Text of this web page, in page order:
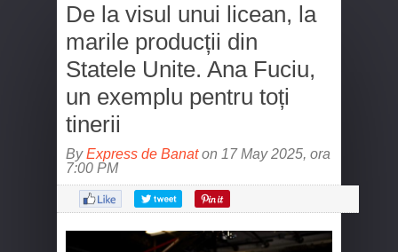
De la visul unui licean, la
marile producții din
Statele Unite. Ana Fuciu,
un exemplu pentru toți
tinerii
ByExpress de Banaton 17 May 2025, ora
7:00 PM